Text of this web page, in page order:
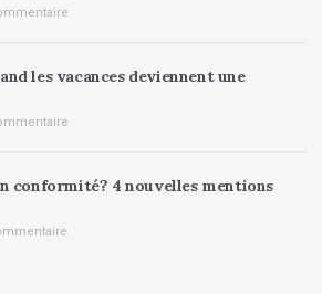
les vacances deviennent une
conformité? 4 nouvelles mentions